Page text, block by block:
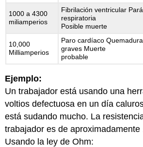
1000 a 4300
miliamperios
Fibrilación ventricular
respiratoria
Posible muerte
10,000
Milliamperios
Paro cardíaco
graves Muerte
probable
Ejemplo:
Un trabajador está usando una
voltios defectuosa en un día
está sudando mucho. La
trabajador es de aproximadamente
Usando la ley de Ohm: